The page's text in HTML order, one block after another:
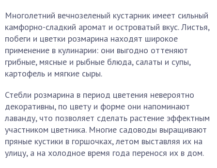
Многолетний вечнозеленый кустарник имеет сильный
камфорно-сладкий аромат и островатый вкус. Листья,
побеги и цветки розмарина находят широкое
применение в кулинарии: они выгодно оттеняют
грибные, мясные и рыбные блюда, салаты и супы,
картофель и мягкие сыры.
Стебли розмарина в период цветения невероятно
декоративны, по цвету и форме они напоминают
лаванду, что позволяет сделать растение эффектным
участником цветника. Многие садоводы выращивают
пряные кустики в горшочках, летом выставляя их на
улицу, а на холодное время года перенося их в дом.